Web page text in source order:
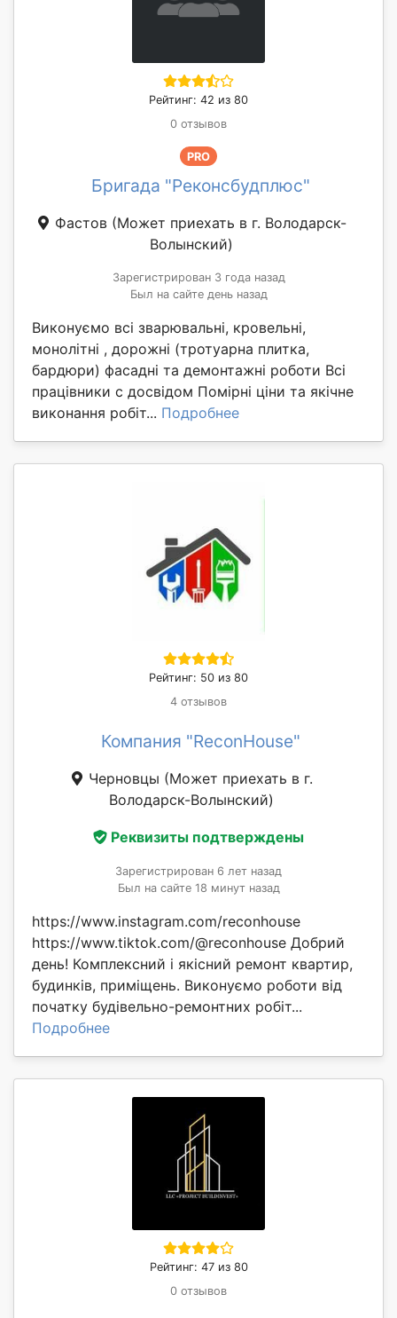
Рейтинг: 42 из 80
0 отзывов
PRO
Бригада "Реконсбудплюс"
Фастов (Может приехать в г. Володарск-
Волынский)
Зарегистрирован 3 года назад
Был на сайте день назад
Виконуємо всі зварювальні, кровельні,
монолітні , дорожні (тротуарна плитка,
бардюри) фасадні та демонтажні роботи Всі
працівники с досвідом Помірні ціни та якічне
виконання робіт... Подробнее
Рейтинг: 50 из 80
4 отзывов
Компания "ReconHouse"
Черновцы (Может приехать в г.
Володарск-Волынский)
Реквизиты подтверждены
Зарегистрирован 6 лет назад
Был на сайте 18 минут назад
https://www.instagram.com/reconhouse
https://www.tiktok.com/@reconhouse Добрий
день! Комплексний і якісний ремонт квартир,
будинків, приміщень. Виконуємо роботи від
початку будівельно-ремонтних робіт...
Подробнее
Рейтинг: 47 из 80
0 отзывов